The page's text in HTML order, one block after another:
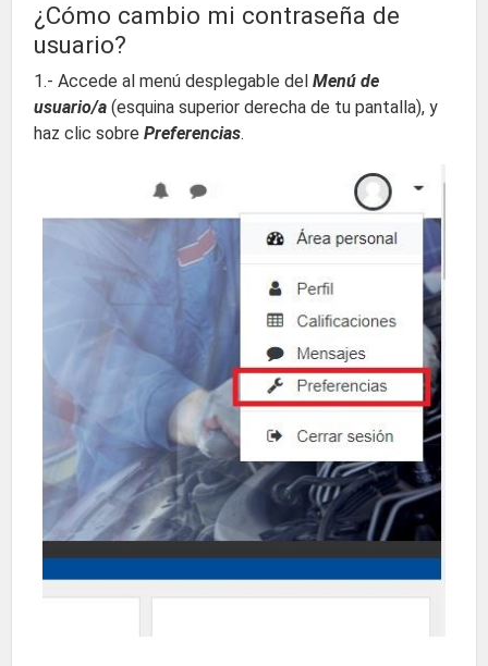
¿Cómo cambio mi contraseña de
usuario?
1.- Accede al menú desplegable del Menú de
usuario/a (esquina superior derecha de tu pantalla), y
haz clic sobre Preferencias.